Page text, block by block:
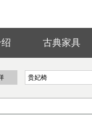
古典家具